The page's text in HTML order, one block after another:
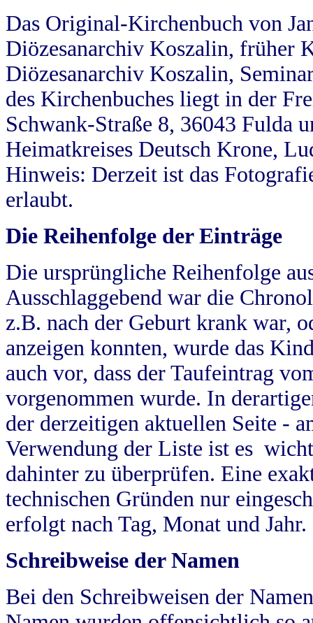
Das Original-Kirchenbuch von
Diözesanarchiv Koszalin, früher
Diözesanarchiv Koszalin,
des Kirchenbuches liegt in der
Schwank-Straße 8, 36043 Fulda
Heimatkreises Deutsch Krone,
Hinweis: Derzeit ist das
erlaubt.
Die Reihenfolge der Einträge
Die ursprüngliche Reihenfolge
Ausschlaggebend war die
z.B. nach der Geburt krank war,
anzeigen konnten, wurde das
auch vor, dass der Taufeintrag
vorgenommen wurde. In
der derzeitigen aktuellen Seite -
Verwendung der Liste ist es
dahinter zu überprüfen. Eine
technischen Gründen nur
erfolgt nach Tag, Monat und Jahr.
Schreibweise der Namen
Bei den Schreibweisen der